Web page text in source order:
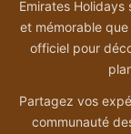
Emirates
et mémorable
officiel pour
Partagez vos
communauté